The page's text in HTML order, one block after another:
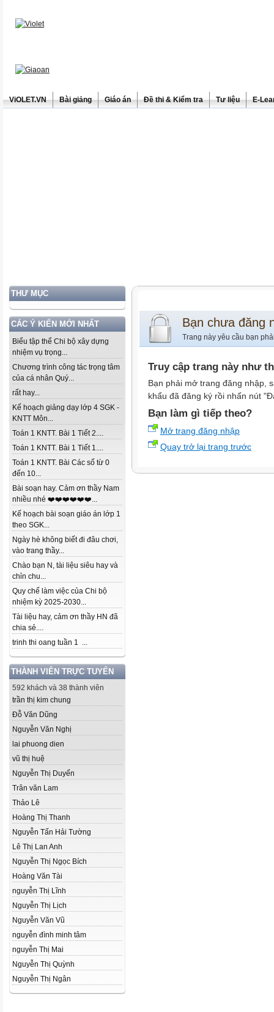
ViOLET.VN Bài giảng Giáo án Đề thi & Kiểm tra Tư liệu E-
THƯ MỤC
CÁC Ý KIẾN MỚI NHẤT
Biểu tập thể Chi bộ xây dựng
nhiệm vụ trọng...
Chương trình công tác trọng tâm
của cá nhân Quý...
rất hay...
Kế hoạch giảng dạy lớp 4 SGK -
KNTT Môn...
Toán 1 KNTT. Bài 1 Tiết 2....
Toán 1 KNTT. Bài 1 Tiết 1....
Toán 1 KNTT. Bài Các số từ 0
đến 10...
Bài soạn hay. Cảm ơn thầy Nam
nhiều nhé ❤️❤️❤️❤️❤️❤️...
Kế hoạch bài soạn giáo án lớp 1
theo SGK...
Ngày hè không biết đi đâu chơi,
vào trang thầy...
Chào bạn N, tài liệu siêu hay và
chỉn chu...
Quy chế làm việc của Chi bộ
nhiệm kỳ 2025-2030...
Tài liệu hay, cảm ơn thầy HN đã
chia sẻ....
trinh thi oang tuần 1 ...
THÀNH VIÊN TRỰC TUYẾN
592 khách và 38 thành viên
trần thị kim chung
Đỗ Văn Dũng
Nguyễn Văn Nghị
lai phuong dien
vũ thị huệ
Nguyễn Thị Duyến
Trân văn Lam
Thảo Lê
Hoàng Thị Thanh
Nguyễn Tấn Hải Tường
Lê Thị Lan Anh
Nguyễn Thị Ngọc Bích
Hoàng Văn Tài
nguyễn Thị Lĩnh
Nguyễn Thị Lịch
Nguyễn Văn Vũ
nguyễn đình minh tâm
nguyễn Thị Mai
Nguyễn Thị Quỳnh
Nguyễn Thị Ngân
Bạn chưa đăng
Trang này yêu cầu bạn
Truy cập trang này như
Bạn phải mở trang đăng nhập,
khẩu đã đăng ký rồi nhấn nút
Bạn làm gì tiếp theo?
Mở trang đăng nhập
Quay trở lại trang trước